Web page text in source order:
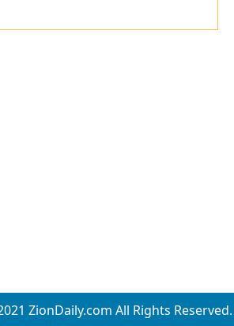
ZionDaily.com All Rights Reserved.